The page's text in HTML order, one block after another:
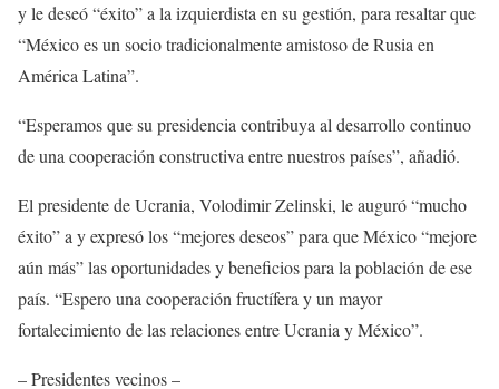
y le deseó “éxito” a la izquierdista en su gestión, para resaltar que
“México es un socio tradicionalmente amistoso de Rusia en
América Latina”.
“Esperamos que su presidencia contribuya al desarrollo continuo
de una cooperación constructiva entre nuestros países”, añadió.
El presidente de Ucrania, Volodimir Zelinski, le auguró “mucho
éxito” a y expresó los “mejores deseos” para que México “mejore
aún más” las oportunidades y beneficios para la población de ese
país. “Espero una cooperación fructífera y un mayor
fortalecimiento de las relaciones entre Ucrania y México”.
– Presidentes vecinos –